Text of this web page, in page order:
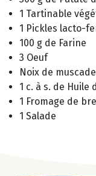
1 Tartinable
1 Pickles lacto-
100 g de Farine
3 Oeuf
Noix de muscade
1 c. à s. de Huile
1 Fromage de
1 Salade